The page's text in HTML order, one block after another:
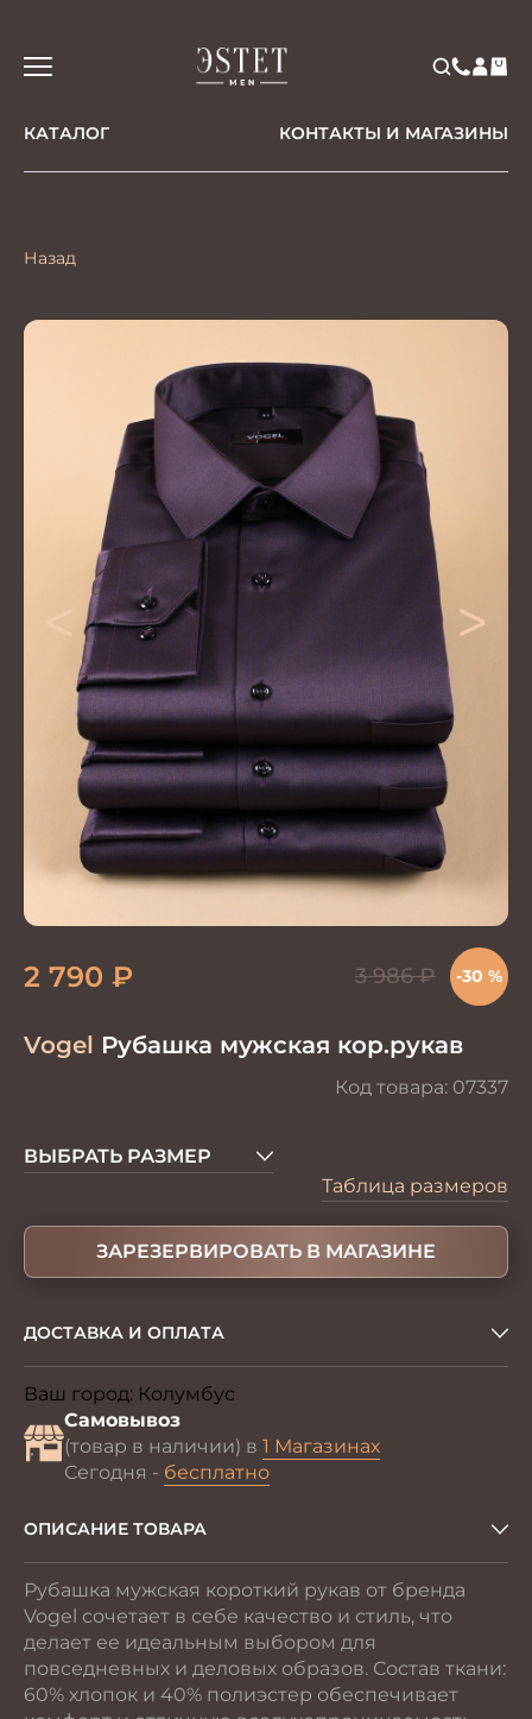
КАТАЛОГ КОНТАКТЫ И МАГАЗИНЫ
Назад
>
Vogel Рубашка мужская кор.рукав
Код товара: 07337
2 790 ₽ 3 986₽ -30 %
ВЫБРАТЬ РАЗМЕР
Таблица размеров
ЗАРЕЗЕРВИРОВАТЬ В МАГАЗИНЕ
ДОСТАВКА И ОПЛАТА
Ваш город: Колумбус
Самовывоз
(товар в наличии) в 1 Магазинах
Сегодня - бесплатно
ОПИСАНИЕ ТОВАРА
Рубашка мужская короткий рукав от бренда
Vogel сочетает в себе качество и стиль, что
делает ее идеальным выбором для
повседневных и деловых образов. Состав ткани:
60% хлопок и 40% полиэстер обеспечивает